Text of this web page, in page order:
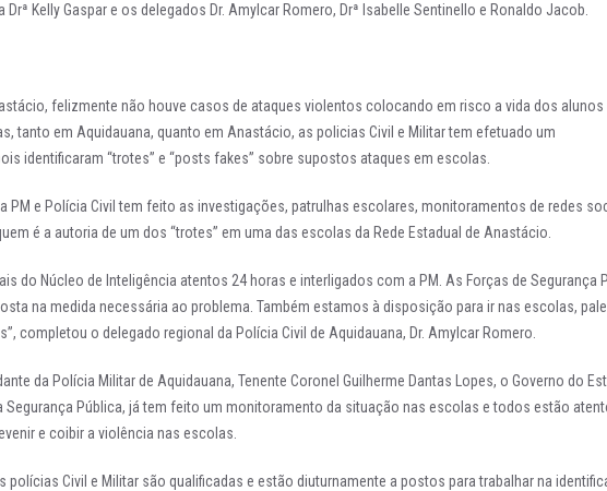
Drª Kelly Gaspar e os delegados Dr. Amylcar Romero, Drª Isabelle Sentinello e Ronaldo Jacob.
felizmente não houve casos de ataques violentos colocando em risco a vida dos alunos
tanto em Aquidauana, quanto em Anastácio, as policias Civil e Militar tem efetuado um
identificaram “trotes” e “posts fakes” sobre supostos ataques em escolas.
PM e Polícia Civil tem feito as investigações, patrulhas escolares, monitoramentos de redes
é a autoria de um dos “trotes” em uma das escolas da Rede Estadual de Anastácio.
do Núcleo de Inteligência atentos 24 horas e interligados com a PM. As Forças de Segurança
na medida necessária ao problema. Também estamos à disposição para ir nas escolas,
completou o delegado regional da Polícia Civil de Aquidauana, Dr. Amylcar Romero.
da Polícia Militar de Aquidauana, Tenente Coronel Guilherme Dantas Lopes, o Governo do
Segurança Pública, já tem feito um monitoramento da situação nas escolas e todos estão
e coibir a violência nas escolas.
polícias Civil e Militar são qualificadas e estão diuturnamente a postos para trabalhar na